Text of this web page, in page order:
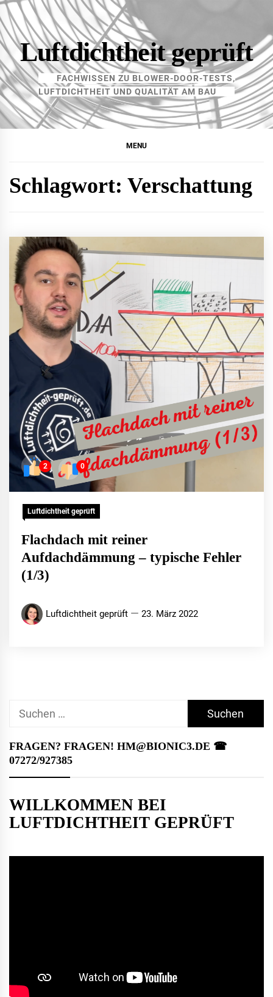
Skip
to
contentLuftdichtheit geprüft
FACHWISSEN ZU BLOWER-DOOR-TESTS,
LUFTDICHTHEIT UND QUALITÄT AM BAU
MENU
Schlagwort: Verschattung
2 0
Luftdichtheit geprüft
Flachdach mit reiner
Aufdachdämmung – typische Fehler
(1/3)
Luftdichtheit geprüft 23. März 2022
Suchen
FRAGEN? FRAGEN! HM@BIONIC3.DE ☎︎
07272/927385
WILLKOMMEN BEI
LUFTDICHTHEIT GEPRÜFT